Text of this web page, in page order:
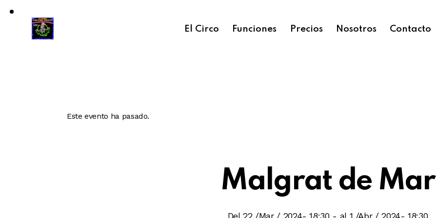
El Circo Funciones Precios Nosotros Contacto
Este evento ha pasado.
Malgrat de Mar
Del 22 /Mar / 2024- 18:30- al 1 /Abr / 2024- 18:30